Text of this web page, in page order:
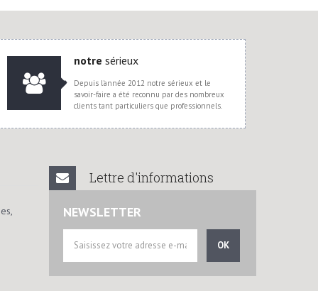
notre sérieux
Depuis l'année 2012 notre sérieux et le
savoir-faire a été reconnu par des nombreux
clients tant particuliers que professionnels.
Lettre d'informations
NEWSLETTER
OK